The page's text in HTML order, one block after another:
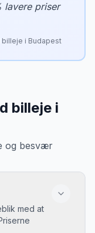
priser
billeje i Budapest
billeje i
og besvær
med at